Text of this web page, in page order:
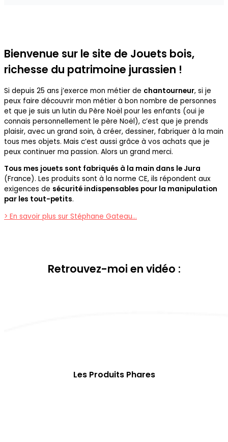
Bienvenue sur le site de Jouets bois,
richesse du patrimoine jurassien !
Si depuis 25 ans j’exerce mon métier de chantourneur, si je
peux faire découvrir mon métier à bon nombre de personnes
et que je suis un lutin du Père Noël pour les enfants (oui je
connais personnellement le père Noël), c’est que je prends
plaisir, avec un grand soin, à créer, dessiner, fabriquer à la main
tous mes objets. Mais c’est aussi grâce à vos achats que je
peux continuer ma passion. Alors un grand merci.
Tous mes jouets sont fabriqués à la main dans le Jura
(France). Les produits sont à la norme CE, ils répondent aux
exigences de sécurité indispensables pour la manipulation
par les tout-petits.
> En savoir plus sur Stéphane Gateau…
Retrouvez-moi en vidéo :
Les Produits Phares